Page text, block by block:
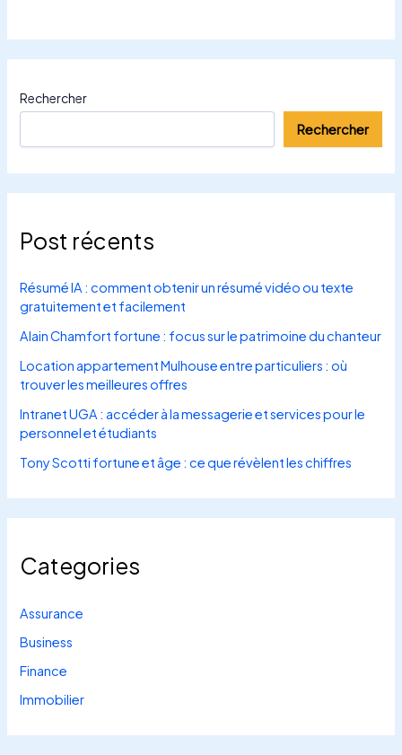
Rechercher
Rechercher
Post récents
Résumé IA : comment obtenir un résumé vidéo ou texte
gratuitement et facilement
Alain Chamfort fortune : focus sur le patrimoine du chanteur
Location appartement Mulhouse entre particuliers : où
trouver les meilleures offres
Intranet UGA : accéder à la messagerie et services pour le
personnel et étudiants
Tony Scotti fortune et âge : ce que révèlent les chiffres
Categories
Assurance
Business
Finance
Immobilier